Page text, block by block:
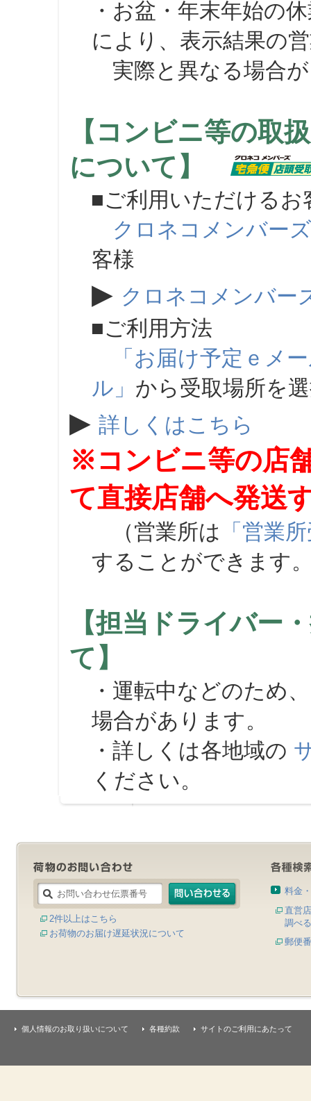
・お盆・年末年始の
により、表示結果の
実際と異なる場合が
【コンビニ等の取
について】
■ご利用いただけるお
クロネコメンバーズ
客様
▶ クロネコメンバー
■ご利用方法
「お届け予定ｅメ
ル」 から受取場所を
▶ 詳しくはこちら
※コンビニ等の店
て直接店舗へ発送
（営業所は 「営業
することができます
【担当ドライバー
て】
・運転中などのため
場合があります。
・詳しくは各地域の
ください。
2件以上はこちら
お荷物のお届け遅延状況について
料金
直営
調べる
郵便
個人情報のお取り扱いについて 各種約款 サイトのご利用にあたって